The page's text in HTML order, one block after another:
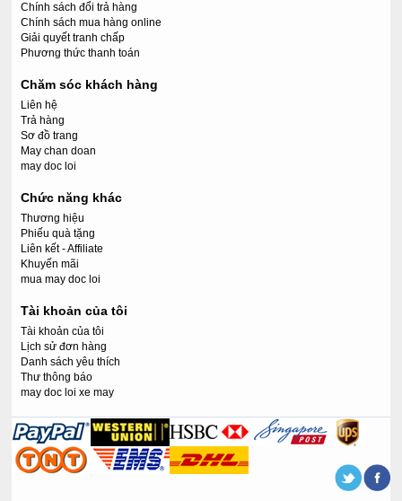
Chính sách đổi trả hàng
Chính sách mua hàng online
Giải quyết tranh chấp
Phương thức thanh toán
Chăm sóc khách hàng
Liên hệ
Trả hàng
Sơ đồ trang
May chan doan
may doc loi
Chức năng khác
Thương hiệu
Phiếu quà tặng
Liên kết - Affiliate
Khuyến mãi
mua may doc loi
Tài khoản của tôi
Tài khoản của tôi
Lịch sử đơn hàng
Danh sách yêu thích
Thư thông báo
may doc loi xe may